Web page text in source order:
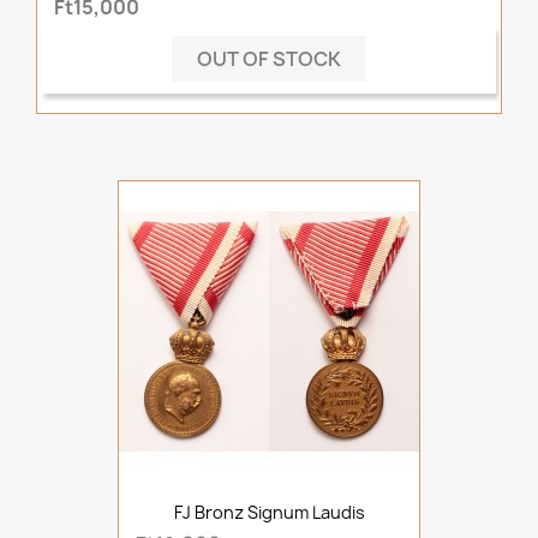
Ft15,000
OUT OF STOCK
FJ Bronz Signum Laudis